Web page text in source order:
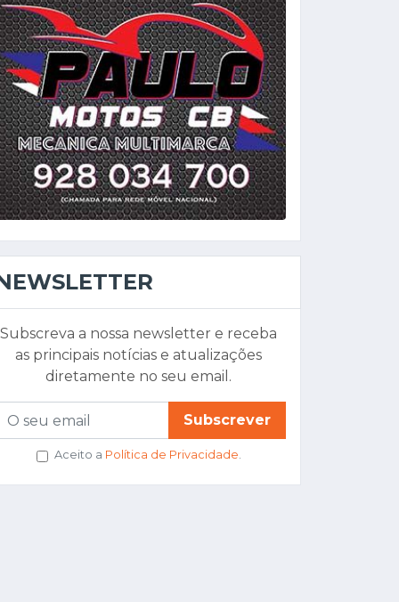
Subscreva a nossa newsletter e receba
as principais notícias e atualizações
diretamente no seu email.
Subscrever
Aceito a Política de Privacidade.